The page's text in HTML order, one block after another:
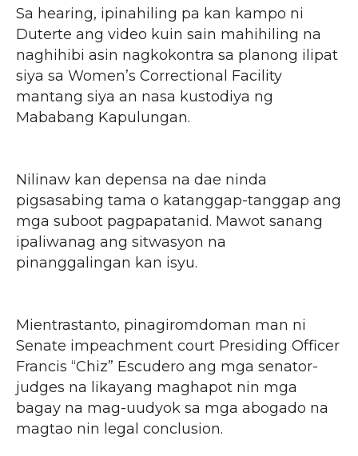
Sa hearing, ipinahiling pa kan kampo ni
Duterte ang video kuin sain mahihiling na
naghihibi asin nagkokontra sa planong ilipat
siya sa Women’s Correctional Facility
mantang siya an nasa kustodiya ng
Mababang Kapulungan.
Nilinaw kan depensa na dae ninda
pigsasabing tama o katanggap-tanggap ang
mga suboot pagpapatanid. Mawot sanang
ipaliwanag ang sitwasyon na
pinanggalingan kan isyu.
Mientrastanto, pinagiromdoman man ni
Senate impeachment court Presiding Officer
Francis “Chiz” Escudero ang mga senator-
judges na likayang maghapot nin mga
bagay na mag-uudyok sa mga abogado na
magtao nin legal conclusion.